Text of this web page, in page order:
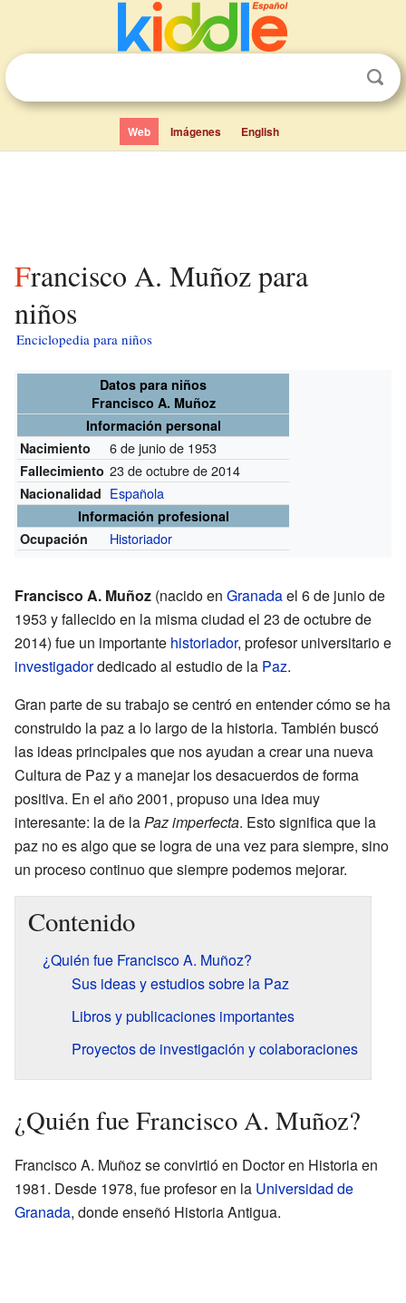
Web Imágenes English
Francisco A. Muñoz para
niños
Enciclopedia para niños
Datos para niños
Francisco A. Muñoz
Información personal
Nacimiento
6 de junio de 1953
Fallecimiento 23 de octubre de 2014
Nacionalidad Española
Información profesional
Ocupación
Historiador
Francisco A. Muñoz (nacido en Granadael 6 de junio de
1953 y fallecido en la misma ciudad el 23 de octubre de
2014) fue un importante historiador, profesor universitario e
investigadordedicado al estudio de la Paz.
Gran parte de su trabajo se centró en entender cómo se ha
construido la paz a lo largo de la historia. También buscó
las ideas principales que nos ayudan a crear una nueva
Cultura de Paz y a manejar los desacuerdos de forma
positiva. En el año 2001, propuso una idea muy
interesante: la de laPaz imperfecta. Esto significa que la
paz no es algo que se logra de una vez para siempre, sino
un proceso continuo que siempre podemos mejorar.
Contenido
¿Quién fue Francisco A. Muñoz?
Sus ideas y estudios sobre la Paz
Libros y publicaciones importantes
Proyectos de investigación y colaboraciones
¿Quién fue Francisco A. Muñoz?
Francisco A. Muñoz se convirtió en Doctor en Historia en
1981. Desde 1978, fue profesor en la Universidad de
Granada, donde enseñó Historia Antigua.